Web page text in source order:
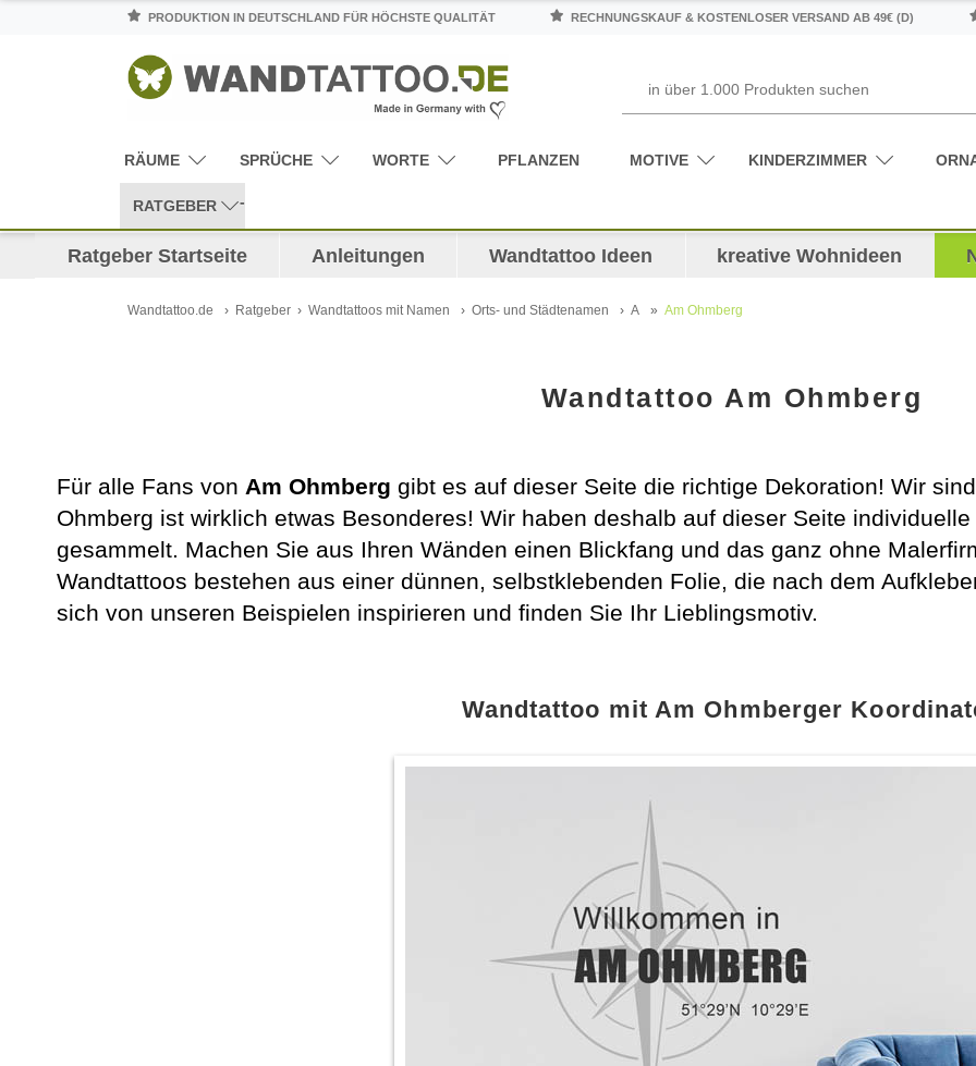
PRODUKTION IN DEUTSCHLAND FÜR HÖCHSTE QUALITÄT RECHNUNGSKAUF & KOSTENLOSER VERSAND AB 49€ (D)
RÄUME SPRÜCHE WORTE PFLANZEN MOTIVE KINDERZIMMER
RATGEBER
Ratgeber Startseite Anleitungen Wandtattoo Ideen kreative Wohnideen
Wandtattoo.de Ratgeber Wandtattoos mit Namen Orts- und Städtenamen A Am Ohmberg
Wandtattoo Am Ohmberg
Für alle Fans von Am Ohmberg gibt es auf dieser Seite die richtige Dekoration! Wir
Ohmberg ist wirklich etwas Besonderes! Wir haben deshalb auf dieser Seite
gesammelt. Machen Sie aus Ihren Wänden einen Blickfang und das ganz ohne
Wandtattoos bestehen aus einer dünnen, selbstklebenden Folie, die nach dem
sich von unseren Beispielen inspirieren und finden Sie Ihr Lieblingsmotiv.
Wandtattoo mit Am Ohmberger